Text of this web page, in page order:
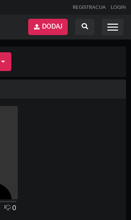
REGISTRACIJA LOGIN
Prikaži
DODAJ
0